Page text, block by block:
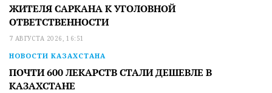
ЖИТЕЛЯ САРКАНА К УГОЛОВНОЙ
ОТВЕТСТВЕННОСТИ
7 АВГУСТА 2026, 16:51
НОВОСТИ КАЗАХСТАНА
ПОЧТИ 600 ЛЕКАРСТВ СТАЛИ ДЕШЕВЛЕ В
КАЗАХСТАНЕ